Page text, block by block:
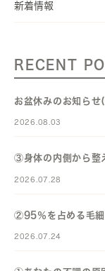
新着情報
RECENT
お盆休みのお知ら
2026.08.03
③身体の内側から整
2026.07.28
②95％を占める毛細
2026.07.24